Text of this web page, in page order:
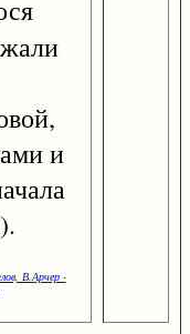
и
В.Арчер -